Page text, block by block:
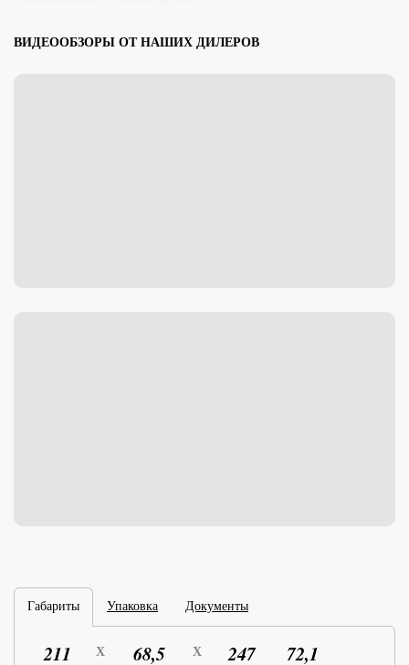
ВИДЕООБЗОРЫ ОТ НАШИХ ДИЛЕРОВ
Габариты Упаковка Документы
211 X 68,5 X 247 72,1